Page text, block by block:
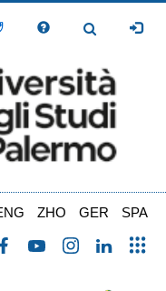
Toggle
ZHO GER SPA